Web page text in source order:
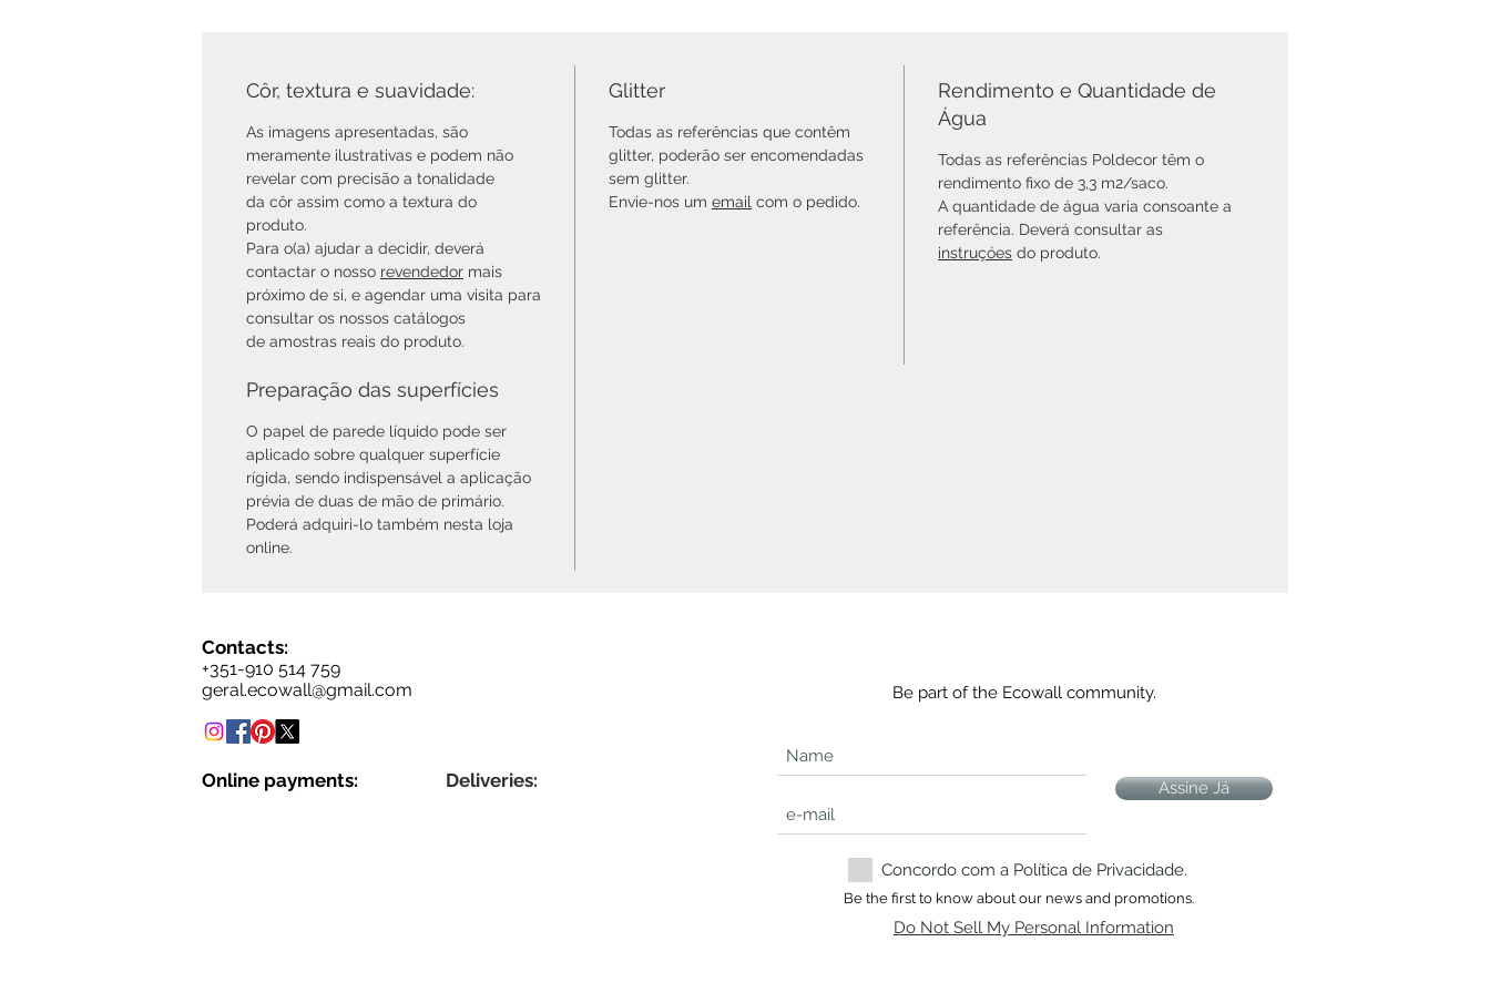
Côr, textura e suavidade:
As imagens apresentadas, são
meramente ilustrativas e podem não
revelar com precisão a tonalidade
da côr assim como a textura do
produto.
Para o(a) ajudar a decidir, deverá
contactar o nosso revendedor mais
próximo de si, e agendar uma visita para
consultar os nossos catálogos
de amostras reais do produto.
Glitter
Todas as referências que contêm
glitter, poderão ser encomendadas
sem glitter.
Envie-nos um email com o pedido.
Rendimento e Quantidade de
Água
Todas as referências Poldecor têm o
rendimento fixo de 3,3 m2/saco.
A quantidade de água varia consoante a
referência. Deverá consultar as
instruçóes do produto.
Preparação das superfícies
O papel de parede líquido pode ser
aplicado sobre qualquer superfície
rígida, sendo indispensável a aplicação
prévia de duas de mão de primário.
Poderá adquiri-lo também nesta loja
online.
Contacts:
+351-910 514 759
geral.ecowall@gmail.com
Online payments: Deliveries:
Be part of the Ecowall community.
Assine Já
Concordo com a Política de Privacidade.
Be the first to know about our news and promotions.
Do Not Sell My Personal Information